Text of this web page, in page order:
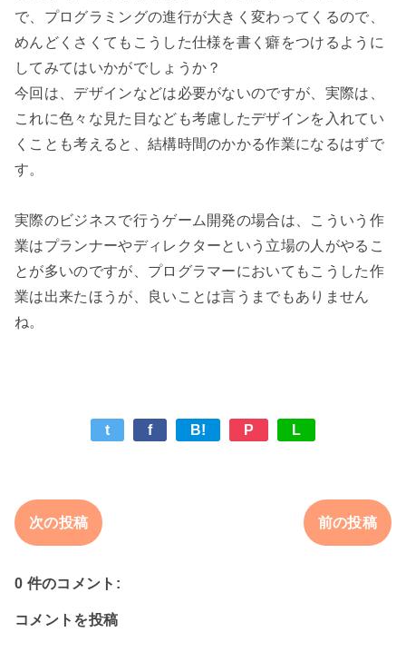
で、プログラミングの進行が大きく変わってくるので、
めんどくさくてもこうした仕様を書く癖をつけるように
してみてはいかがでしょうか？
今回は、デザインなどは必要がないのですが、実際は、
これに色々な見た目なども考慮したデザインを入れてい
くことも考えると、結構時間のかかる作業になるはずで
す。
実際のビジネスで行うゲーム開発の場合は、こういう作
業はプランナーやディレクターという立場の人がやるこ
とが多いのですが、プログラマーにおいてもこうした作
業は出来たほうが、良いことは言うまでもありません
t f B! P L
次の投稿 前の投稿
0 件のコメント:
コメントを投稿